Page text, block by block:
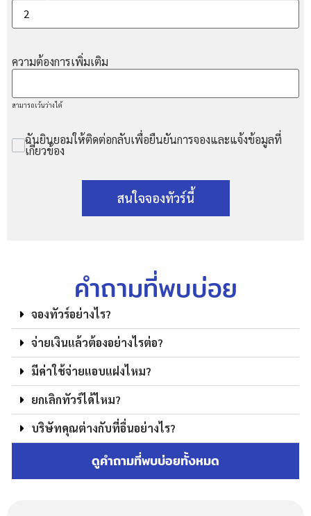
ความต้องการเพิ่มเติม
สามารถเว้นว่างได้
ฉันยินยอมให้ติดต่อกลับเพื่อยืนยันการจองและแจ้งข้อมูลที่
เกี่ยวข้อง
สนใจจองทัวร์นี้
คำถามที่พบบ่อย
จองทัวร์อย่างไร?
จ่ายเงินแล้วต้องอย่างไรต่อ?
มีค่าใช้จ่ายแอบแฝงไหม?
ยกเลิกทัวร์ได้ไหม?
บริษัทคุณต่างกับที่อื่นอย่างไร?
ดูคำถามที่พบบ่อยทั้งหมด